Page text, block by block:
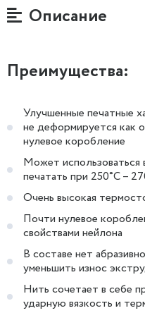
Описание
Преимущества:
Улучшенные печатные
не деформируется как
нулевое коробление
Может
печатать при 250˚C –
Очень высокая
Почти нулевое
свойствами нейлона
В составе нет
уменьшить износ
Нить сочетает в себе
ударную вязкость и